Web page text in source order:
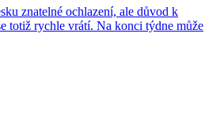
znatelné ochlazení, ale důvod k
totiž rychle vrátí. Na konci týdne může